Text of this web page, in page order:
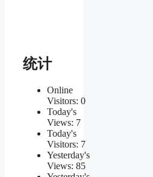
统计
Online
Visitors: 0
Today's
Views: 7
Today's
Visitors: 7
Yesterday's
Views: 85